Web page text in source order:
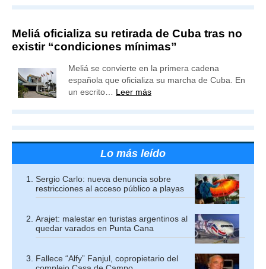
Meliá oficializa su retirada de Cuba tras no
existir “condiciones mínimas”
Meliá se convierte en la primera cadena
española que oficializa su marcha de Cuba. En
un escrito… Leer más
Lo más leído
Sergio Carlo: nueva denuncia sobre
restricciones al acceso público a playas
Arajet: malestar en turistas argentinos al
quedar varados en Punta Cana
Fallece “Alfy” Fanjul, copropietario del